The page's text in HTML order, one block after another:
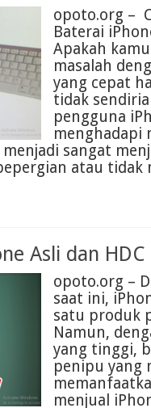
opoto.org –
Baterai
Apakah
masalah
yang cepat
tidak
pengguna
menghadapi
sangat
atau tidak
Asli dan HDC
opoto.org –
saat ini,
satu produk
Namun,
yang tinggi,
penipu yang
menjual